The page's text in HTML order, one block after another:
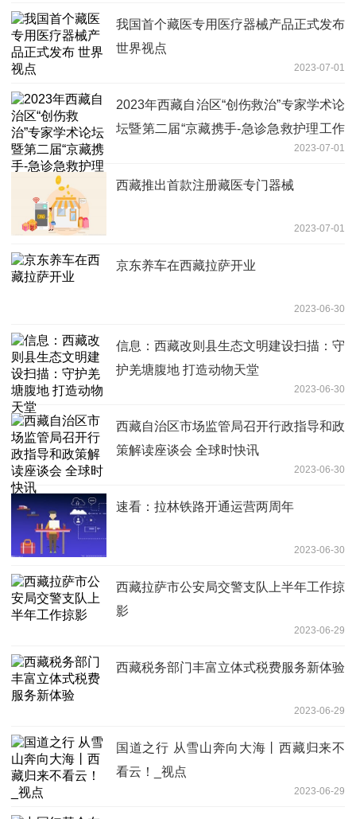
我国首个藏医专用医疗器械产品正式发布
世界视点
2023-07-01
2023年西藏自治区“创伤救治”专家学术论
坛暨第二届“京藏携手-急诊急救护理工作
2023-07-01
西藏推出首款注册藏医专门器械
2023-07-01
京东养车在西藏拉萨开业
2023-06-30
信息：西藏改则县生态文明建设扫描：守
护羌塘腹地 打造动物天堂
2023-06-30
西藏自治区市场监管局召开行政指导和政
策解读座谈会 全球时快讯
2023-06-30
速看：拉林铁路开通运营两周年
2023-06-30
西藏拉萨市公安局交警支队上半年工作掠
影
2023-06-29
西藏税务部门丰富立体式税费服务新体验
2023-06-29
国道之行 从雪山奔向大海丨西藏归来不
看云！_视点
2023-06-29